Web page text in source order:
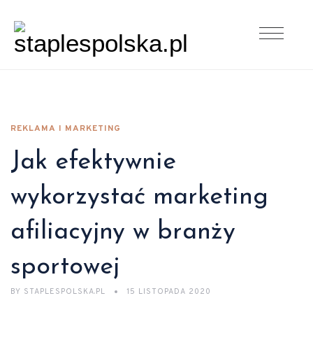
REKLAMA I MARKETING
Jak efektywnie
wykorzystać marketing
afiliacyjny w branży
sportowej
BY STAPLESPOLSKA.PL 15 LISTOPADA 2020